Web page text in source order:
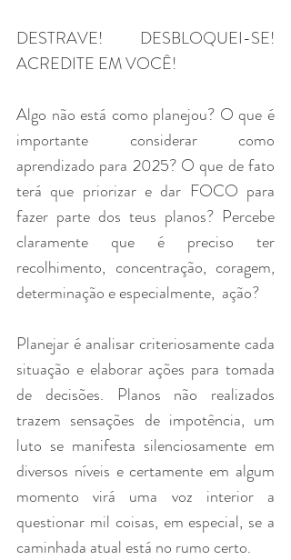
DESTRAVE! DESBLOQUEI-SE!
ACREDITE EM VOCÊ!
Algo não está como planejou? O que é
importante considerar como
aprendizado para 2025? O que de fato
terá que priorizar e dar FOCO para
fazer parte dos teus planos? Percebe
claramente que é preciso ter
recolhimento, concentração, coragem,
determinação e especialmente,  ação?
Planejar é analisar criteriosamente cada
situação e elaborar ações para tomada
de decisões. Planos não realizados
trazem sensações de impotência, um
luto se manifesta silenciosamente em
diversos níveis e certamente em algum
momento virá uma voz interior a
questionar mil coisas, em especial, se a
caminhada atual está no rumo certo.